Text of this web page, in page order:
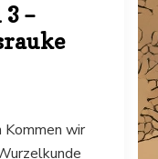
–
Kommen wir